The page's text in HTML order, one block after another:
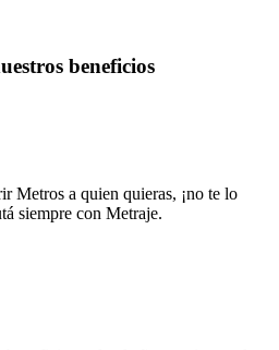
beneficios
Metros a quien quieras, ¡no te lo
siempre con Metraje.